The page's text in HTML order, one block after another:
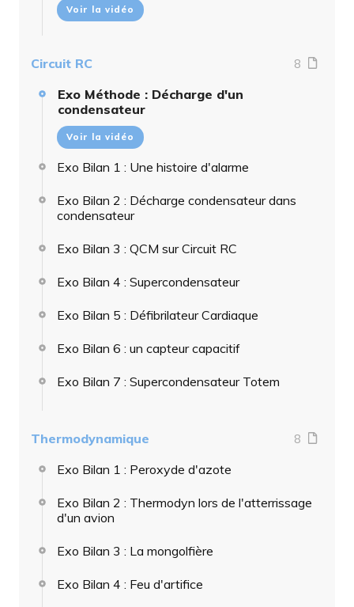
Voir la vidéo
Circuit RC 8
Exo Méthode : Décharge d'un
condensateur
Voir la vidéo
Exo Bilan 1 : Une histoire d'alarme
Exo Bilan 2 : Décharge condensateur dans
condensateur
Exo Bilan 3 : QCM sur Circuit RC
Exo Bilan 4 : Supercondensateur
Exo Bilan 5 : Défibrilateur Cardiaque
Exo Bilan 6 : un capteur capacitif
Exo Bilan 7 : Supercondensateur Totem
Thermodynamique 8
Exo Bilan 1 : Peroxyde d'azote
Exo Bilan 2 : Thermodyn lors de l'atterrissage
d'un avion
Exo Bilan 3 : La mongolfière
Exo Bilan 4 : Feu d'artifice